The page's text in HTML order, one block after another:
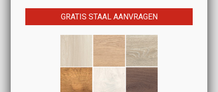
GRATIS STAAL AANVRAGEN